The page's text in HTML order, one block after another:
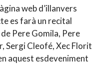
web d’illanvers
es farà un recital
Pere Gomila, Pere
Sergi Cleofé, Xec Florit
aquest esdeveniment